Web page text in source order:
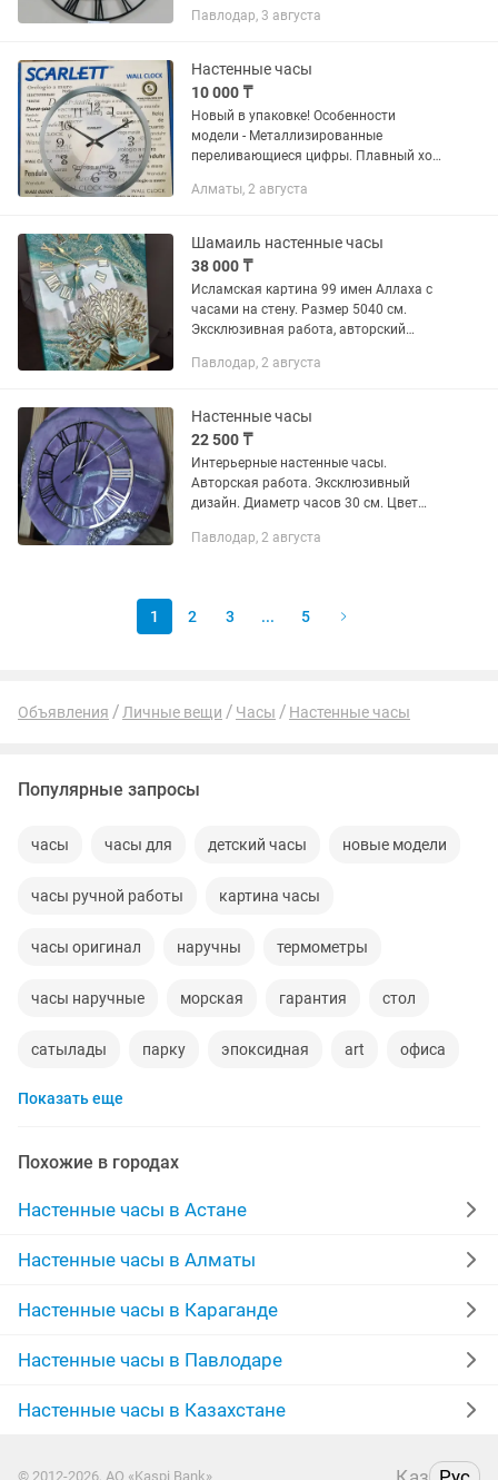
Павлодар, 3 августа
Настенные часы
10 000 ₸
Новый в упаковке! Особенности
модели - Металлизированные
переливающиеся цифры. Плавный ход
см.
Алматы, 2 августа
Шамаиль настенные часы
38 000 ₸
Исламская картина 99 имен Аллаха с
часами на стену. Размер 5040 см.
Эксклюзивная работа, авторский
акрил, натуральные камни. Картина
Павлодар, 2 августа
Настенные часы
22 500 ₸
Интерьерные настенные часы.
Авторская работа. Эксклюзивный
дизайн. Диаметр часов 30 см. Цвет
хромированной крышкой. Бесшумный
Павлодар, 2 августа
1 2 3 ... 5
Объявления Личные вещи Часы Настенные часы
Популярные запросы
часы часы для детский часы новые модели
часы ручной работы картина часы
часы оригинал наручны термометры
часы наручные морская гарантия стол
сатылады парку эпоксидная art офиса
бои 45 часов
сувениры ночник размер 60
узор рамка новая серебро новое
гостиные кафе а эскизы
размер 56 кофт гос номер
Показать еще
Похожие в городах
Настенные часы в Астане
Настенные часы в Алматы
Настенные часы в Караганде
Настенные часы в Павлодаре
Настенные часы в Казахстане
© 2012-2026, АО «Kaspi Bank»